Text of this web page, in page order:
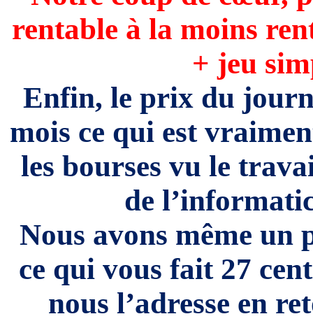
rentable à la moins
+ jeu
Enfin, le prix du
mois ce qui est
les bourses vu le
de
Nous avons même un
ce qui vous fait 27
nous l’adresse en